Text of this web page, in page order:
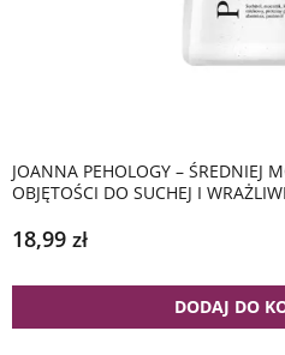
JOANNA PEHOLOGY – ŚREDNIEJ
OBJĘTOŚCI DO SUCHEJ I
18,99 zł
DODAJ DO